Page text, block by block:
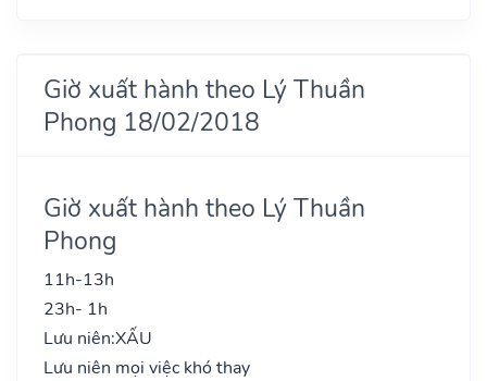
Giờ xuất hành theo Lý Thuần
Phong 18/02/2018
Giờ xuất hành theo Lý Thuần
Phong
11h-13h
23h- 1h
Lưu niên:XẤU
Lưu niên mọi việc khó thay